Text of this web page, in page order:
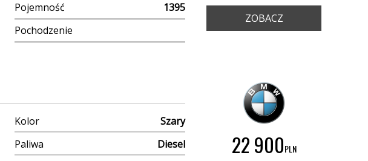
Pojemność
1395
Pochodzenie
ZOBACZ
Kolor
Szary
Paliwa
Diesel
22 900PLN